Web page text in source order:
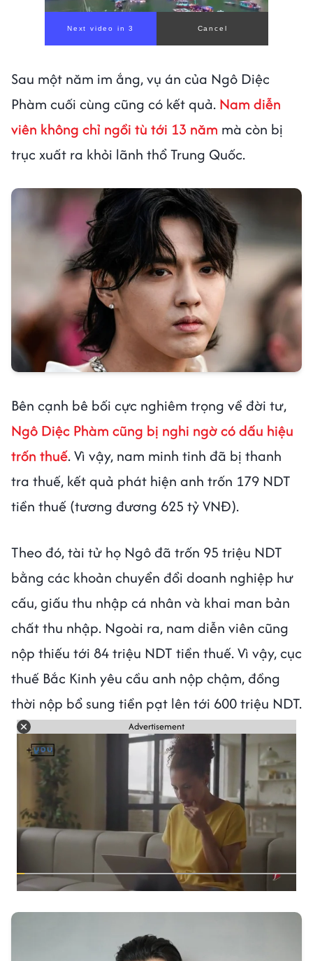
00:00/ 00:56
Sau một năm im ắng, vụ án của Ngô Diệc
Phàm cuối cùng cũng có kết quả. Nam diễn
viên không chỉ ngồi tù tới 13 năm mà còn bị
trục xuất ra khỏi lãnh thổ Trung Quốc.
Bên cạnh bê bối cực nghiêm trọng về đời tư,
Ngô Diệc Phàm cũng bị nghi ngờ có dấu hiệu
trốn thuế. Vì vậy, nam minh tinh đã bị thanh
tra thuế, kết quả phát hiện anh trốn 179 NDT
tiền thuế (tương đương 625 tỷ VNĐ).
Theo đó, tài tử họ Ngô đã trốn 95 triệu NDT
bằng các khoản chuyển đổi doanh nghiệp hư
cấu, giấu thu nhập cá nhân và khai man bản
chất thu nhập. Ngoài ra, nam diễn viên cũng
nộp thiếu tới 84 triệu NDT tiền thuế. Vì vậy, cục
thuế Bắc Kinh yêu cầu anh nộp chậm, đồng
thời nộp bổ sung tiền pạt lên tới 600 triệu NDT.
Advertisement